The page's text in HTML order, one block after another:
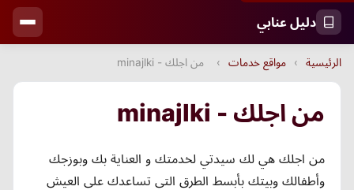
دليل عنابي
الرئيسية › مواقع خدمات › من اجلك - minajlki
من اجلك - minajlki
من اجلك هي لك سيدتي لخدمتك و العناية بك وبوزجك
وأطفالك وبيتك بأبسط الطرق التي تساعدك على العيش